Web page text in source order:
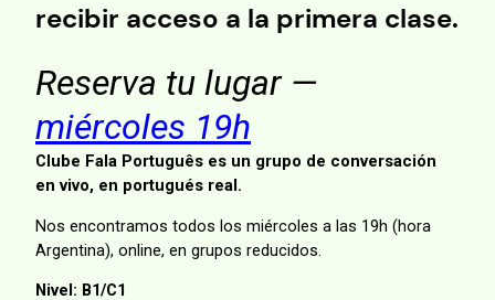
recibir acceso a la primera clase.